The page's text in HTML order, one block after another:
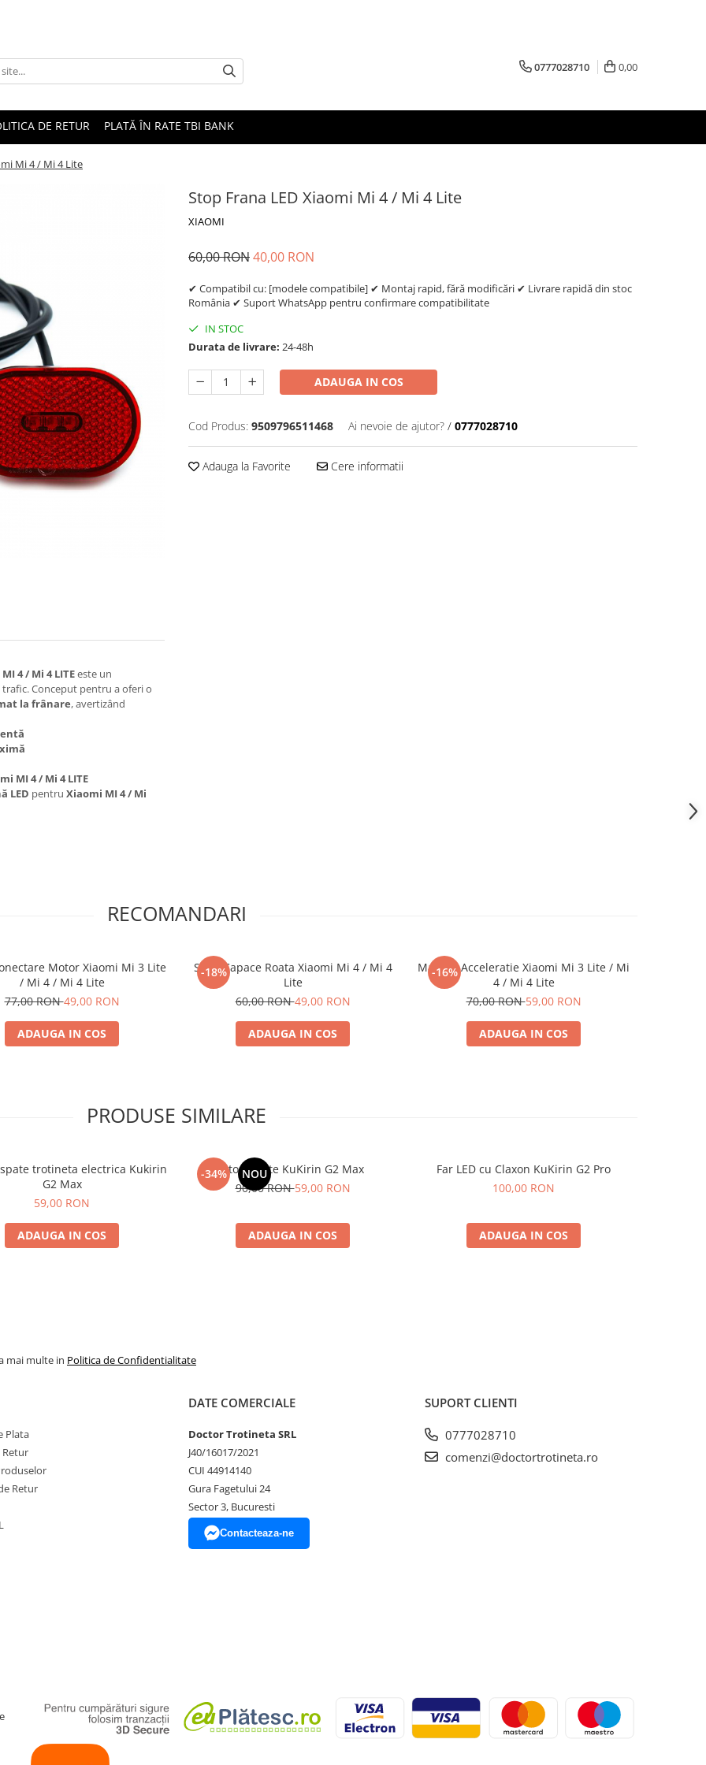
0777028710 0,00
DE RETUR PLATĂ ÎN RATE TBI BANK
Mi 4 / Mi 4 Lite
Stop Frana LED Xiaomi Mi 4 / Mi 4 Lite
XIAOMI
60,00 RON40,00 RON
✔ Compatibil cu: [modele compatibile] ✔ Montaj rapid, fără modificări ✔ Livrare rapidă din stoc
România ✔ Suport WhatsApp pentru confirmare compatibilitate
IN STOC
Durata de livrare: 24-48h
ADAUGA IN COS
Cod Produs: 9509796511468 Ai nevoie de ajutor? / 0777028710
Adauga la Favorite Cere informatii
4 / Mi 4 LITEeste un
Conceput pentru a oferi o
la frânare, avertizând
MI 4 / Mi 4 LITE
LED pentru Xiaomi MI 4 / Mi
RECOMANDARI
Motor Xiaomi Mi 3 Lite
/ Mi 4 / Mi 4 Lite
77,00 RON49,00 RON
ADAUGA IN COS
-18%
Set 2 Capace Roata Xiaomi Mi 4 / Mi 4
Lite
60,00 RON49,00 RON
ADAUGA IN COS
-16%
Maneta Acceleratie Xiaomi Mi 3 Lite / Mi
4 / Mi 4 Lite
70,00 RON59,00 RON
ADAUGA IN COS
PRODUSE SIMILARE
trotineta electrica Kukirin
G2 Max
59,00 RON
ADAUGA IN COS
-34% NOU
Stop Spate KuKirin G2 Max
90,00 RON59,00 RON
ADAUGA IN COS
Far LED cu Claxon KuKirin G2 Pro
100,00 RON
ADAUGA IN COS
mai multe in Politica de Confidentialitate
Plata
Retur
Retur
DATE COMERCIALE
Doctor Trotineta SRL
J40/16017/2021
CUI 44914140
Gura Fagetului 24
Sector 3, Bucuresti
Contacteaza-ne
SUPORT CLIENTI
0777028710
comenzi@doctortrotineta.ro